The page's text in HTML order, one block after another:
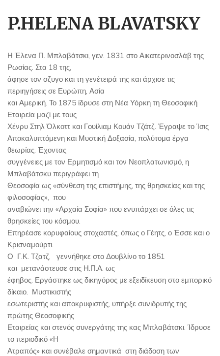
P.HELENA BLAVATSKY
Η Έλενα Π. Μπλαβάτσκι, γεν. 1831 στο Αικατερινοσλάβ της
Ρωσίας. Στα 18 της,
άφησε τον σζυγο και τη γενέτειρά της και άρχισε τις
περιηγήσεις σε Ευρώπη, Ασία
και Αμερική. Το 1875 ίδρυσε στη Νέα Υόρκη τη Θεοσοφική
Εταιρεία μαζί με τους
Χένρυ Στηλ Όλκοττ και Γουίλιαμ Κουάν Τζάτζ. Έγραψε το Ίσις
Αποκαλυπτόμενη και Μυστική Δοξασία, πολύτομα έργα
θεωρίας. Έχοντας
συγγένειες με τον Ερμητισμό και τον Νεοπλατωνισμό, η
Μπλαβάτσκυ περιγράφει τη
Θεοσοφία ως «σύνθεση της επιστήμης, της θρησκείας και της
φιλοσοφίας», που
αναβιώνει την «Αρχαία Σοφία» που ενυπάρχει σε όλες τις
θρησκείες του κόσμου.
Επηρέασε κορυφαίους στοχαστές, όπως ο Γέητς, ο Έσσε και ο
Κρισναμούρτι.
Ο Γ.Κ. Τζατζ, γεννήθηκε στο Δουβλίνο το 1851
και μετανάστευσε στις Η.Π.Α. ως
έφηβος. Εργάστηκε ως δικηγόρος με εξειδίκευση στο εμπορικό
δίκαιο. Μυστικιστής
εσωτεριστής και αποκρυφιστής, υπήρξε συνιδρυτής της
πρώτης Θεοσοφικής
Εταιρείας και στενός συνεργάτης της κας Μπλαβάτσκι. Ίδρυσε
το περιοδικό «Η
Ατραπός» και συνέβαλε σημαντικά στη διάδοση των